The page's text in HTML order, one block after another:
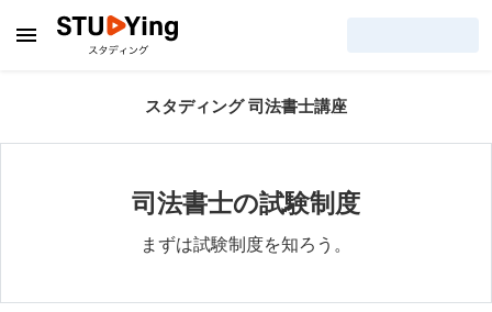
スタディング 司法書士講座
司法書士の試験制度
まずは試験制度を知ろう。